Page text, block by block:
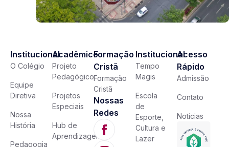
Institucional
O Colégio
Equipe
Diretiva
Nossa
História
Pedagogia
Acadêmico
Projeto
Pedagógico
Projetos
Especiais
Hub de
Aprendizagem
Formação
Cristã
Formação
Cristã
Nossas
Redes
Institucional
Tempo
Magis
Escola
de
Esporte,
Cultura e
Lazer
Acesso
Rápido
Admissão
Contato
Notícias